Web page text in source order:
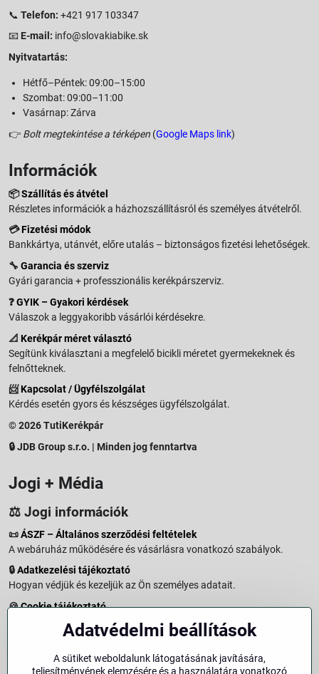
📞 Telefon: +421 917 103347
📧 E-mail: info@slovakiabike.sk
Nyitvatartás:
Hétfő–Péntek: 09:00–15:00
Szombat: 09:00–11:00
Vasárnap: Zárva
👉 Bolt megtekintése a térképen (Google Maps link)
Információk
📦Szállítás és átvétel
Részletes információk a házhozszállításról és személyes átvételről.
💳Fizetési módok
Bankkártya, utánvét, előre utalás – biztonságos fizetési lehetőségek.
🔧 Garancia és szerviz
Gyári garancia + professzionális kerékpárszerviz.
❓GYIK – Gyakori kérdések
Válaszok a leggyakoribb vásárlói kérdésekre.
📐 Kerékpár méret választó
Segítünk kiválasztani a megfelelő bicikli méretet gyermekeknek és
felnőtteknek.
📨Kapcsolat / Ügyfélszolgálat
Kérdés esetén gyors és készséges ügyfélszolgálat.
© 2026 TutiKerékpár
🔒 JDB Group s.r.o. | Minden jog fenntartva
Jogi + Média
⚖️ Jogi információk
📜ÁSZF – Általános szerződési feltételek
A webáruház működésére és vásárlásra vonatkozó szabályok.
🔒Adatkezelési tájékoztató
Hogyan védjük és kezeljük az Ön személyes adatait.
🍪Cookie tájékoztató
A weboldalon használt sütikről és adatkezelésről.
Vásárlástól való elállás menete és feltételei.
Adatvédelmi beállítások
A sütiket weboldalunk látogatásának javítására,
teljesítményének elemzésére és a használatára vonatkozó